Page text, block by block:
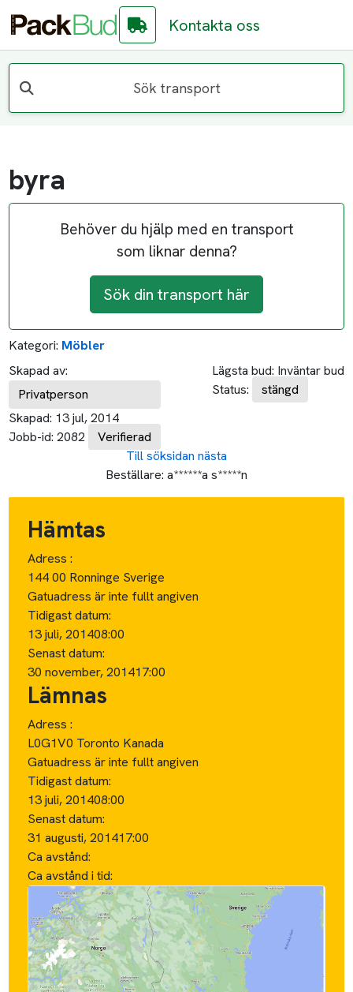
Kontakta oss
Sök transport
byra
Behöver du hjälp med en transport
som liknar denna?
Sök din transport här
Kategori: Möbler
Skapad av:
Privatperson
Skapad: 13 jul, 2014
Jobb-id: 2082 Verifierad
Lägsta bud: Inväntar bud
Status:
stängd
Till söksidan nästa
Beställare: a******a s*****n
Hämtas
Adress :
144 00 Ronninge Sverige
Gatuadress är inte fullt angiven
Tidigast datum:
13 juli, 201408:00
Senast datum:
30 november, 201417:00
Lämnas
Adress :
L0G1V0 Toronto Kanada
Gatuadress är inte fullt angiven
Tidigast datum:
13 juli, 201408:00
Senast datum:
31 augusti, 201417:00
Ca avstånd:
Ca avstånd i tid: